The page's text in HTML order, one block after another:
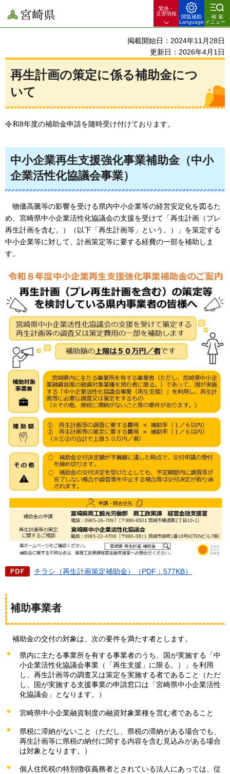
宮崎県
緊急・
災害情報
閲覧補助
Language
検索
メニュー
掲載開始日：2024年11月28日
更新日：2026年4月1日
再生計画の策定に係る補助金につ
いて
令和8年度の補助金申請を随時受け付けております。
中小企業再生支援強化事業補助金（中小
企業活性化協議会事業）
物価高騰等の影響を受ける県内中小企業等の経営安定化を図るた
め、宮崎県中小企業活性化協議会の支援を受けて「再生計画（プレ
再生計画を含む。）（以下「再生計画等」という。）」を策定する
中小企業等に対して、計画策定等に要する経費の一部を補助しま
す。
チラシ（再生計画策定補助金）（PDF：577KB）
補助事業者
補助金の交付の対象は、次の要件を満たす者とします。
県内に主たる事業所を有する事業者のうち、国が実施する「中
小企業活性化協議会事業（「再生支援」に限る。）」を利用
し、再生計画等の調査又は策定を実施する者であること（ただ
し、国が実施する支援事業の申請窓口は「宮崎県中小企業活性
化協議会」となります。）
宮崎県中小企業融資制度の融資対象業種を営む者であること
県税に滞納がないこと（ただし、県税の滞納がある場合でも、
再生計画等に県税の納付に関する内容を含む見込みがある場合
は対象となります。）
個人住民税の特別徴収義務者とされている法人にあっては、従